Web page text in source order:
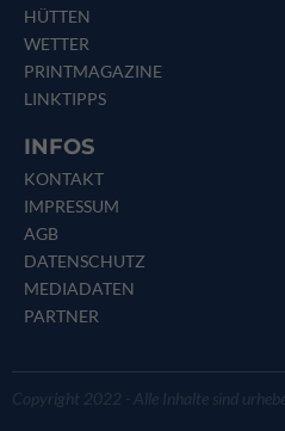
HÜTTEN
WETTER
PRINTMAGAZINE
LINKTIPPS
INFOS
KONTAKT
IMPRESSUM
AGB
DATENSCHUTZ
MEDIADATEN
PARTNER
Copyright 2022 - Alle Inhalte sind